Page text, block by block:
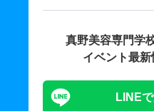
真野美容専門学
イベント最新
LINE